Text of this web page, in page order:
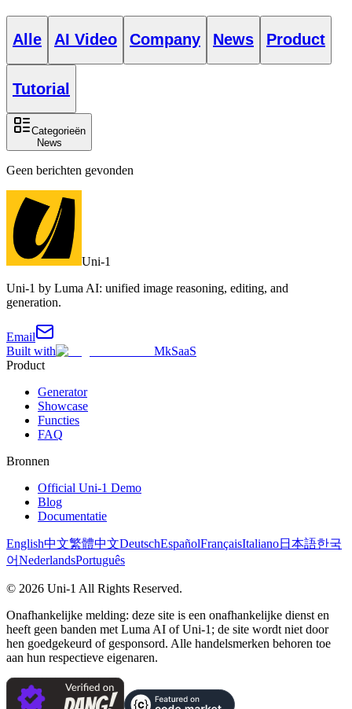
Alle AI Video Company News Product
Tutorial
Categorieën
News
Geen berichten gevonden
Uni-1
Uni-1 by Luma AI: unified image reasoning, editing, and
generation.
Email
Built with
MkSaaS
Product
Generator
Showcase
Functies
FAQ
Bronnen
Official Uni-1 Demo
Blog
Documentatie
English中文繁體中文DeutschEspañolFrançaisItaliano日本語한국
어NederlandsPortuguês
© 2026 Uni-1 All Rights Reserved.
Onafhankelijke melding: deze site is een onafhankelijke dienst en
heeft geen banden met Luma AI of Uni-1; de site wordt niet door
hen goedgekeurd of gesponsord. Alle handelsmerken behoren toe
aan hun respectieve eigenaren.